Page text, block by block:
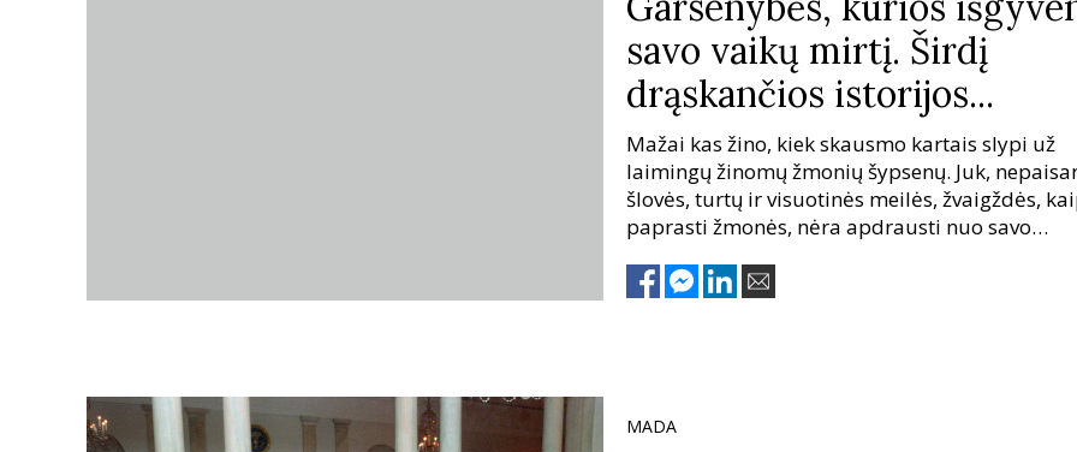
savo vaikų mirtį. Širdį
drąskančios istorijos...
Mažai kas žino, kiek skausmo kartais slypi už
laimingų žinomų žmonių šypsenų. Juk,
šlovės, turtų ir visuotinės meilės, žvaigždės,
paprasti žmonės, nėra apdrausti nuo savo
MADA